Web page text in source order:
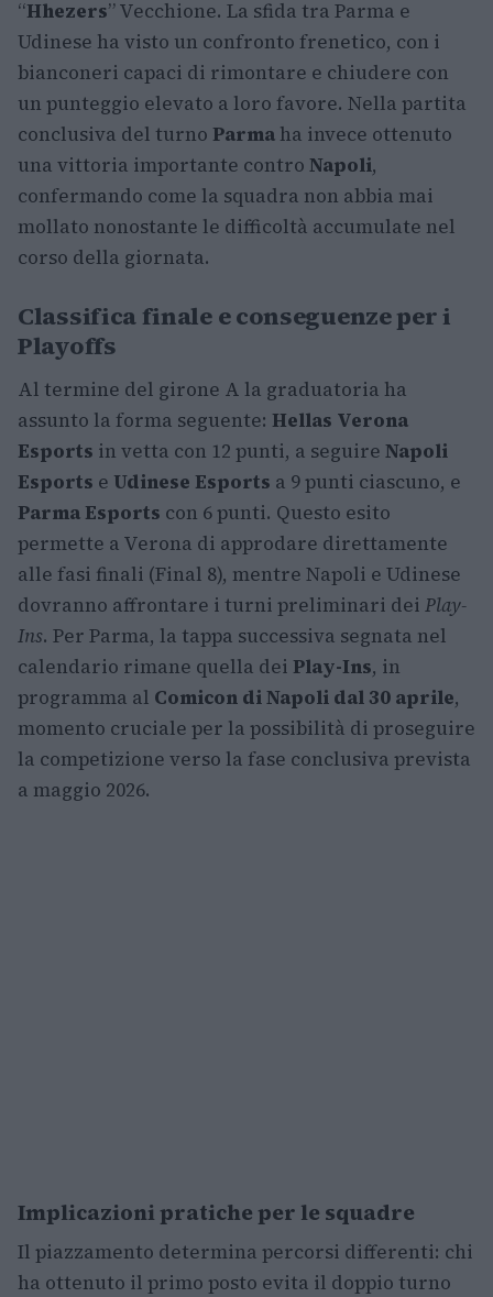
“Hhezers” Vecchione. La sfida tra Parma e
Udinese ha visto un confronto frenetico, con i
bianconeri capaci di rimontare e chiudere con
un punteggio elevato a loro favore. Nella partita
conclusiva del turno Parma ha invece ottenuto
una vittoria importante contro Napoli,
confermando come la squadra non abbia mai
mollato nonostante le difficoltà accumulate nel
corso della giornata.
Classifica finale e conseguenze per i
Playoffs
Al termine del girone A la graduatoria ha
assunto la forma seguente: Hellas Verona
Esports in vetta con 12 punti, a seguire Napoli
Esports e Udinese Esports a 9 punti ciascuno, e
Parma Esports con 6 punti. Questo esito
permette a Verona di approdare direttamente
alle fasi finali (Final 8), mentre Napoli e Udinese
dovranno affrontare i turni preliminari dei Play-
Ins. Per Parma, la tappa successiva segnata nel
calendario rimane quella dei Play-Ins, in
programma al Comicon di Napoli dal 30 aprile,
momento cruciale per la possibilità di proseguire
la competizione verso la fase conclusiva prevista
a maggio 2026.
Implicazioni pratiche per le squadre
Il piazzamento determina percorsi differenti: chi
ha ottenuto il primo posto evita il doppio turno